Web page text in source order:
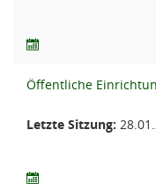
Öffentliche
Letzte Sitzung: